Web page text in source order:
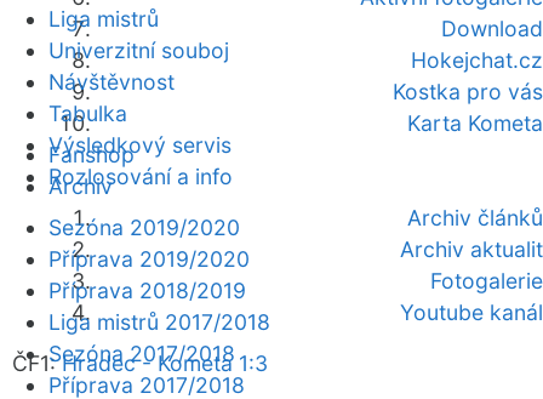
Download
Hokejchat.cz
Kostka pro vás
Karta Kometa
Fanshop
Archiv
Archiv článků
Archiv aktualit
Fotogalerie
Youtube kanál
ČF1:Hradec - Kometa 1:3
Liga mistrů
Univerzitní souboj
Návštěvnost
Tabulka
Výsledkový servis
Rozlosování a info
Sezóna 2019/2020
Příprava 2019/2020
Příprava 2018/2019
Liga mistrů 2017/2018
Sezóna 2017/2018
Příprava 2017/2018